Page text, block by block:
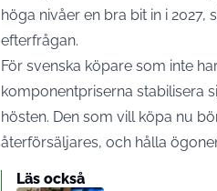
höga nivåer en bra bit in i
efterfrågan.
För svenska köpare som inte
komponentpriserna stabilisera
hösten. Den som vill köpa nu
återförsäljares, och hålla
Läs också